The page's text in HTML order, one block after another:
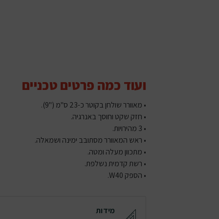
ועוד כמה פרטים טכניים
• מאוורר שולחן בקוטר כ-23 ס"מ ("9).
• חזק שקט וחוסך באנרגיה.
• 3 מהירויות.
• ראש המאוורר מסתובב ימינה ושמאלה.
• מתכוון מעלה ומטה.
• רשת קדמית נשלפת.
• הספק W40.
מידות